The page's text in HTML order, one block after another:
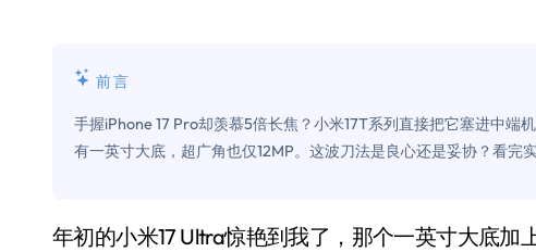
别再用汽车USB给MacBook充电了！老司
Windows 11家庭版和专业版，选错真的会
前言
手握iPhone 17 Pro却羡慕5倍长焦？小米17T系列直接把它塞进中端
有一英寸大底，超广角也仅12MP。这波刀法是良心还是妥协？看完
年初的小米17 Ultra惊艳到我了，那个一英寸大底加上徕卡加持，确实是旗舰中的狠角色。但说实